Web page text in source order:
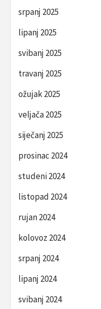
srpanj 2025
lipanj 2025
svibanj 2025
travanj 2025
ožujak 2025
veljača 2025
siječanj 2025
prosinac 2024
studeni 2024
listopad 2024
rujan 2024
kolovoz 2024
srpanj 2024
lipanj 2024
svibanj 2024